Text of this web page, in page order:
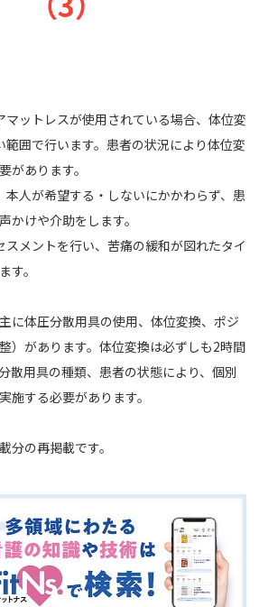
マットレスが使用されている場合、体位変
囲で行います。患者の状況により体位変
があります。
本人が希望する・しないにかかわらず、患
かけや介助をします。
スメントを行い、苦痛の緩和が図れたタイ
す。
に体圧分散用具の使用、体位変換、ポジ
）があります。体位変換は必ずしも2時間
散用具の種類、患者の状態により、個別
施する必要があります。
の再掲載です。